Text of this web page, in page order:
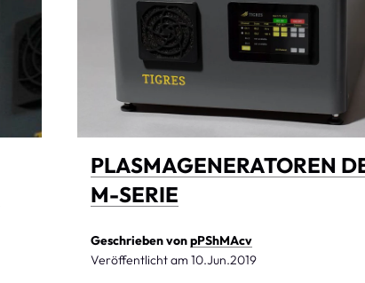
PLASMAGENERATOREN
M-SERIE
Geschrieben vonpPShMAcv
Veröffentlicht am10.Jun.2019